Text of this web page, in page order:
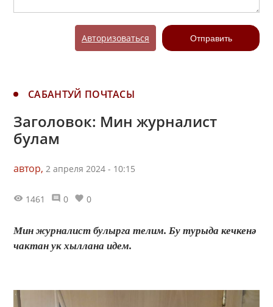
Авторизоваться Отправить
САБАНТУЙ ПОЧТАСЫ
Заголовок: Мин журналист
булам
автор, 2 апреля 2024 - 10:15
1461 0 0
Мин журналист булырга телим. Бу турыда кечкенә
чактан ук хыллана идем.